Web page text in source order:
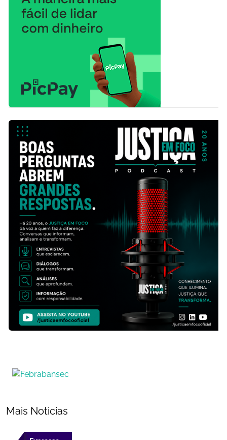
Mais Noticias